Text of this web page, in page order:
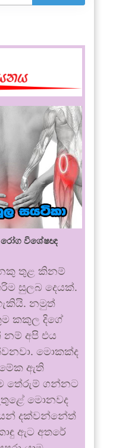
රෝග විශේෂඥ
තුළ කිනම්
සුලබ දෙයක්.
නමුත්
කකුල දිගේ
අපි එය
මොකක්ද
ඇති
තේරුම් ගන්නට
මොනවද
දක්වන්නේත්
ඇට අතරේ